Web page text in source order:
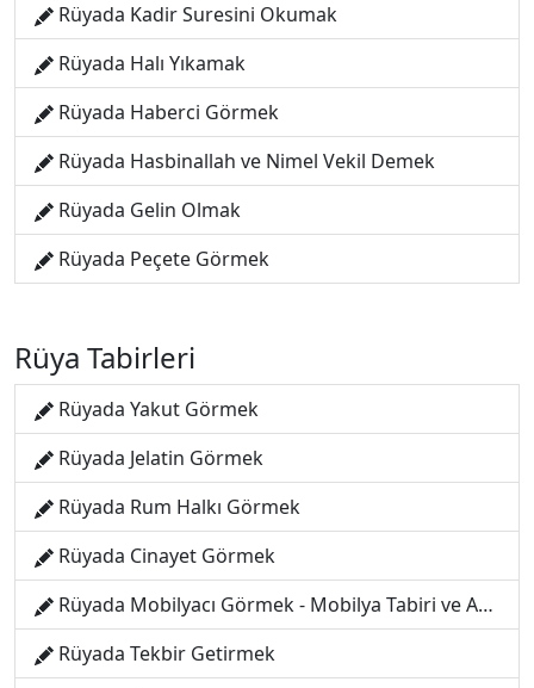
Rüyada Kadir Suresini Okumak
Rüyada Halı Yıkamak
Rüyada Haberci Görmek
Rüyada Hasbinallah ve Nimel Vekil Demek
Rüyada Gelin Olmak
Rüyada Peçete Görmek
Rüya Tabirleri
Rüyada Yakut Görmek
Rüyada Jelatin Görmek
Rüyada Rum Halkı Görmek
Rüyada Cinayet Görmek
Rüyada Mobilyacı Görmek - Mobilya Tabiri ve Anlamı
Rüyada Tekbir Getirmek